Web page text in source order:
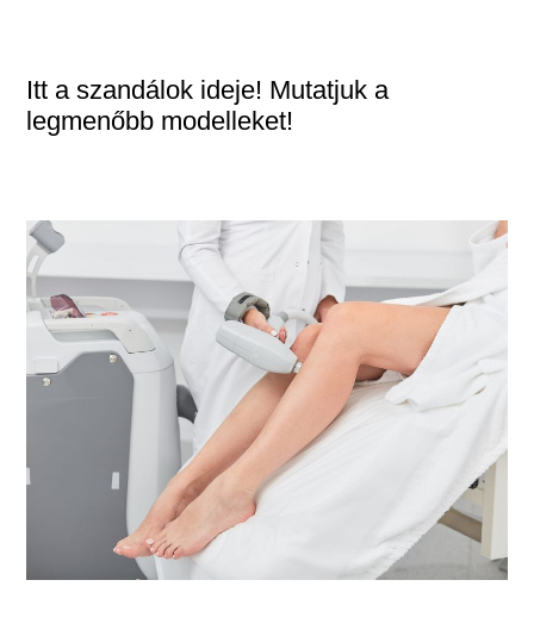
Itt a szandálok ideje! Mutatjuk a
legmenőbb modelleket!